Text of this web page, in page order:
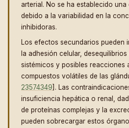
arterial. No se ha establecido una
debido a la variabilidad en la
inhibidoras.
Los efectos secundarios pueden
la adhesión celular,
sistémicos y posibles reacciones
compuestos volátiles de las
23574349]. Las
insuficiencia hepática o renal,
de proteínas complejas y la
pueden sobrecargar estos